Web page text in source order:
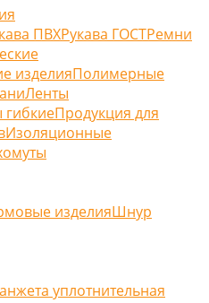
ПВХРукава ГОСТРемни
изделияПолимерные
Ленты
гибкиеПродукция для
Изоляционные
изделияШнур
уплотнительная